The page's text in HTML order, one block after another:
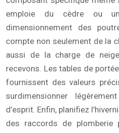
emploie du cèdre ou
dimensionnement des
compte non seulement de la
aussi de la charge de
recevons. Les tables de
fournissent des valeurs
surdimensionner
d’esprit. Enfin, planifiez
des raccords de plomberie